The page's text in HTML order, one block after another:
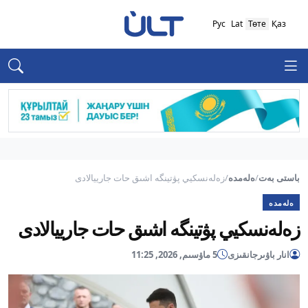
Қаз
Төте
Lat
Рус
باستى بەت/ەلەمدە/زەلەنسكيي پۋتينگە اشىق حات جارييالادى
ەلەمدە
زەلەنسكيي پۋتينگە اشىق حات جارييالادى
انار باۋىرجانقىزى 5 ماۋسىم, 2026, 11:25